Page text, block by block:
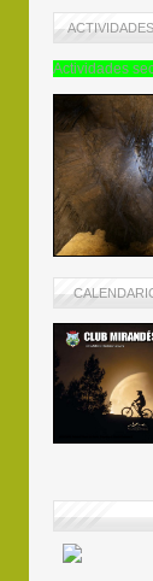
Actividades